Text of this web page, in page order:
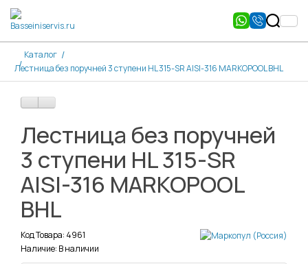
Каталог
Лестница без поручней 3 ступени HL 315-SR AISI-316 MARKOPOOL BHL
Лестница без поручней
3 ступени HL 315-SR
AISI-316 MARKOPOOL
BHL
Код Товара: 4961
Наличие: В наличии